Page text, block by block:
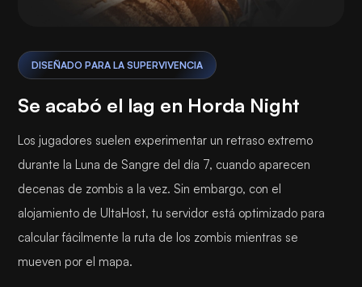
DISEÑADO PARA LA SUPERVIVENCIA
Se acabó el lag en Horda Night
Los jugadores suelen experimentar un retraso extremo
durante la Luna de Sangre del día 7, cuando aparecen
decenas de zombis a la vez. Sin embargo, con el
alojamiento de UltaHost, tu servidor está optimizado para
calcular fácilmente la ruta de los zombis mientras se
mueven por el mapa.